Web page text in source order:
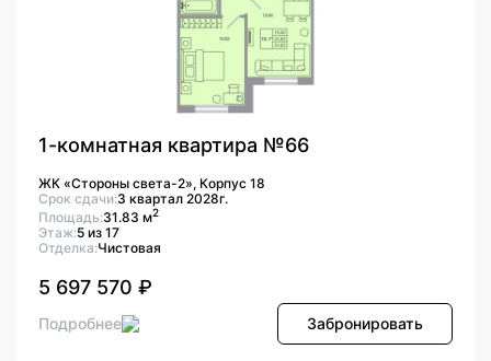
1-комнатная квартира №66
ЖК «Стороны света-2», Корпус 18
Срок сдачи:3 квартал 2028г.
Площадь:31.83 м2
Этаж:5 из 17
Отделка:Чистовая
5 697 570 ₽
Подробнее Забронировать